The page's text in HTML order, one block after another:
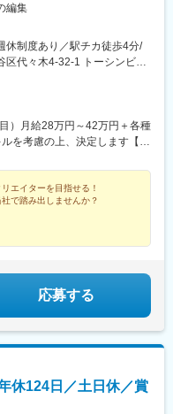
編集
休制度あり／駅チカ徒歩4分/
区代々木4-32-1 トーシンビル
初台駅」から徒歩4分小田急
駅」から徒歩15～20分
受動喫煙防止対
度あり→詳しくは休暇欄をご
）月給28万円～42万円＋各種
を考慮の上、決定します【各
エイターを目指せる！
で踏み出しませんか？
応募する
休124日／土日休／賞